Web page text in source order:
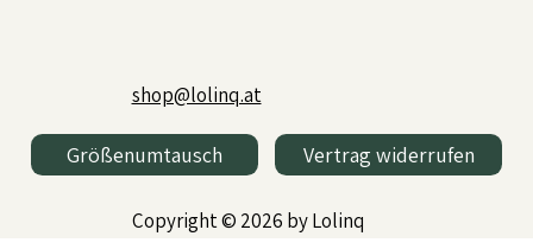
shop@lolinq.at
Größenumtausch Vertrag widerrufen
Copyright © 2026 by Lolinq